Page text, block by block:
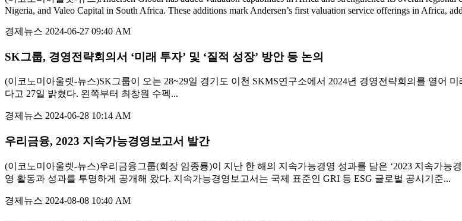
Nigeria, and Valeo Capital in South Africa. These additions mark Andersen’s first valuation service offerings in Africa,
경제뉴스 2024-06-27 09:40 AM
SK그룹, 경영전략회의서 ‘미래 투자’ 및 ‘질적 성장’ 방안 등 논의
(이코노미아울렛-뉴스)SK그룹이 오는 28~29일 경기도 이천 SKMS연구소에서 2024년 경영전략회의를 열어
다고 27일 밝혔다. 왼쪽부터 최창원 수펙...
경제뉴스 2024-06-28 10:14 AM
우리금융, 2023 지속가능경영보고서 발간
(이코노미아울렛-뉴스)우리금융그룹(회장 임종룡)이 지난 한 해의 지속가능경영 성과를 담은 ‘2023 지속가능
영 활동과 성과를 투명하게 공개해 왔다. 지속가능경영보고서는 국제 표준인 GRI 등 ESG 글로벌 공시기준...
경제뉴스 2024-08-08 10:40 AM